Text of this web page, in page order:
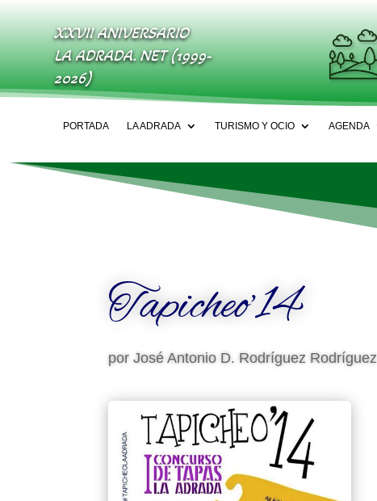
XXVII ANIVERSARIO
LA ADRADA. NET (1999-
2026)
PORTADA LA ADRADA TURISMO Y OCIO AGENDA
Tapicheo’14
porJosé Antonio D. Rodríguez Rodríguez